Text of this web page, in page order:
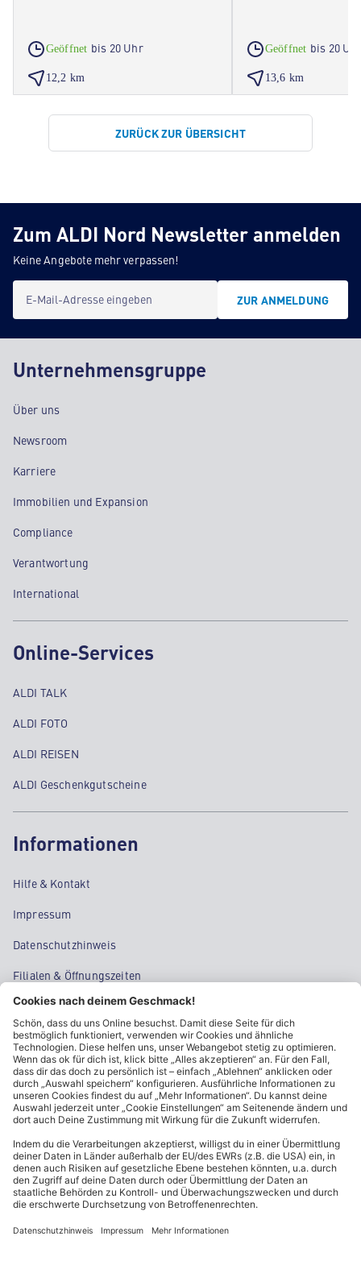
Geöffnet bis 20 Uhr
12,2 km
Geöffnet bis 20
13,6 km
ZURÜCK ZUR ÜBERSICHT
Zum ALDI Nord Newsletter anmelden
Keine Angebote mehr verpassen!
E-Mail-Adresse eingeben ZUR ANMELDUNG
Unternehmensgruppe
Über uns
Newsroom
Karriere
Immobilien und Expansion
Compliance
Verantwortung
International
Online-Services
ALDI TALK
ALDI FOTO
ALDI REISEN
ALDI Geschenkgutscheine
Informationen
Hilfe & Kontakt
Impressum
Datenschutzhinweis
Filialen & Öffnungszeiten
Kontakt
Cookie-Einstellungen
Kundeninformationen
ALDI Nord folgen